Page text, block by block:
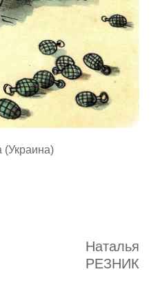
(Украина)
Наталья
РЕЗНИК